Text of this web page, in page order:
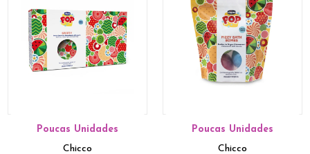
Poucas Unidades
Chicco
Poucas Unidades
Chicco